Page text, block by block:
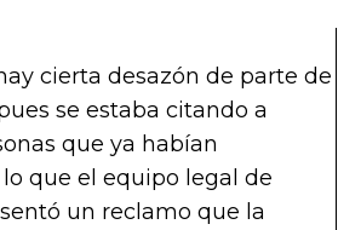
cierta desazón de parte de
se estaba citando a
que ya habían
que el equipo legal de
un reclamo que la